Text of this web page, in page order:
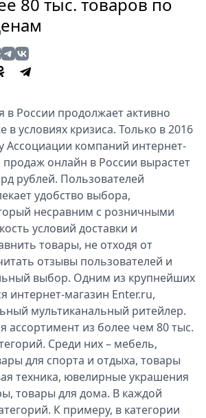
в России продолжает активно
в условиях кризиса. Только в 2016
Ассоциации компаний интернет-
онлайн в России вырастет
рублей. Пользователей
удобство выбора,
несравним с розничными
условий доставки и
товары, не отходя от
отзывы пользователей и
выбор. Одним из крупнейших
интернет-магазин Enter.ru,
мультиканальный ритейлер.
ассортимент из более чем 80 тыс.
Среди них – мебель,
для спорта и отдыха, товары
техника, ювелирные украшения
товары для дома. В каждой
К примеру, в категории